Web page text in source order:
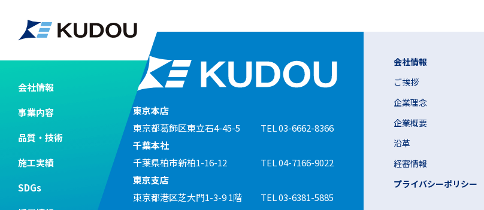
会社情報
事業内容
品質・技術
施工実績
SDGs
副会長
東京本店
東京都葛飾区東立石4-45-5
TEL 03-6662-8366
千葉本社
千葉県柏市新柏1-16-12
TEL 04-7166-9022
東京支店
東京都港区芝大門1-3-9 1階
TEL 03-6381-5885
会社情報
ご挨拶
企業理念
企業概要
沿革
経審情報
プライバシーポリシー